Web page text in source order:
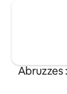
Abruzzes